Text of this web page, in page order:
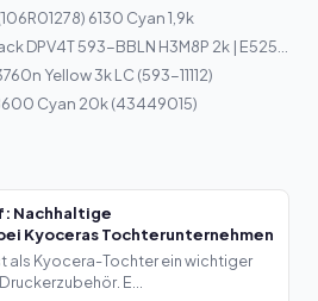
6130 Cyan 1,9k
Yellow 3k LC (593-11112)
Cyan 20k (43449015)
Nachhaltige
Kyoceras Tochterunternehmen
als Kyocera-Tochter ein wichtiger
E...